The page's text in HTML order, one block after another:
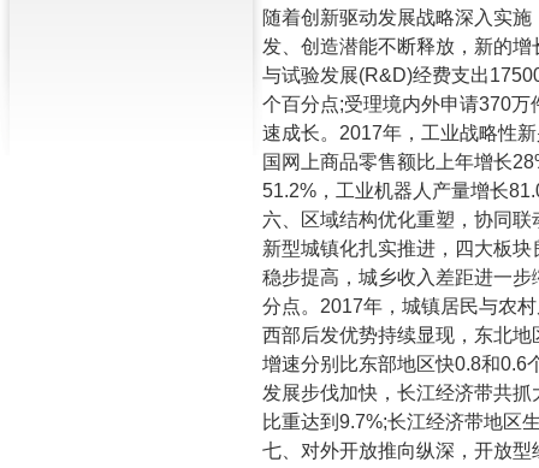
随着创新驱动发展战略深入实
发、创造潜能不断释放，新的
与试验发展(R&D)经费支出
个百分点;受理境内外申请370万
速成长。 2017年，工业战略性
国网上商品零售额比上年增长
51.2% ，工业机器人产量增长
六、区域结构优化重塑，协同联
新型城镇化扎实推进，四大板
稳步提高，城乡收入差距进一步
分点。 2017年，城镇居民与农
西部后发优势持续显现，东北地
增速分别比东部地区快0.8和0.6
发展步伐加快，长江经济带共
比重达到 9.7%;长江经济带地区
七、对外开放推向纵深，开放型